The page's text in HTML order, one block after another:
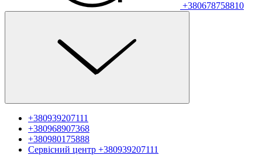
+380678758810
+380939207111
+380968907368
+380980175888
Сервісний центр +380939207111